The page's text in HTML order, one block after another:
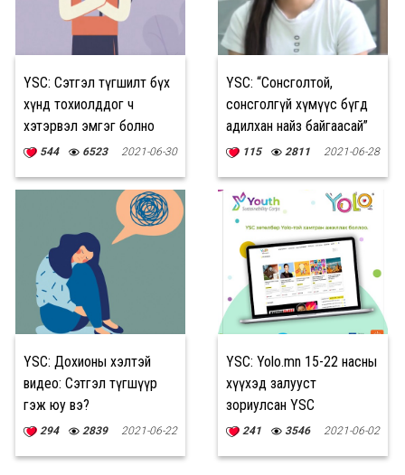
YSC: Сэтгэл түгшилт бүх
хүнд тохиолддог ч
хэтэрвэл эмгэг болно
544 6523 2021-06-30
YSC: “Сонсголтой,
сонсголгүй хүмүүс бүгд
адилхан найз байгаасай”
115 2811 2021-06-28
YSC: Дохионы хэлтэй
видео: Сэтгэл түгшүүр
гэж юу вэ?
294 2839 2021-06-22
YSC: Yolo.mn 15-22 насны
хүүхэд залууст
зориулсан YSC
хөтөлбөртэй хамтарч
241 3546 2021-06-02